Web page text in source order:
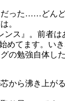
った……どん
。
ンス』。前者
てます。い
の勉強自体し
ら沸き上がる